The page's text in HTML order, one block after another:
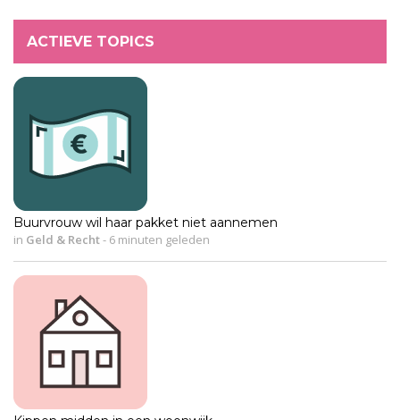
ACTIEVE TOPICS
Buurvrouw wil haar pakket niet aannemen
in Geld & Recht- 6 minuten geleden